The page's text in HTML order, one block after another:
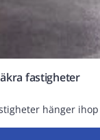
fastigheter
hänger